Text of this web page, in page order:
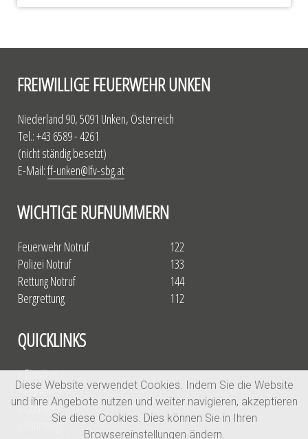
FREIWILLIGE FEUERWEHR UNKEN
Niederland 90, 5091 Unken, Österreich
Tel.: +43 6589 - 4261
(nicht ständig besetzt)
E-Mail:ff-unken@lfv-sbg.at
WICHTIGE RUFNUMMERN
Feuerwehr Notruf
Polizei Notruf
Rettung Notruf
Bergrettung
122
133
144
112
QUICKLINKS
» Einsätze
» Aktuelles
» Übungen
» Fahrzeuge
Diese Website verwendet Cookies. Indem Sie die Website
und ihre Angebote nutzen und weiter navigieren, akzeptieren
Sie diese Cookies. Dies können Sie in Ihren
Browsereinstellungen ändern.